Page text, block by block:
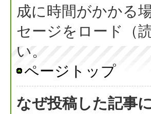
成に時間がかかる
セージをロード（
い。
ページトップ
なぜ投稿した記事